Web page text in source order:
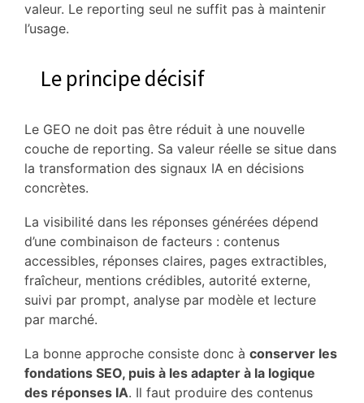
valeur. Le reporting seul ne suffit pas à maintenir
l’usage.
Le principe décisif
Le GEO ne doit pas être réduit à une nouvelle
couche de reporting. Sa valeur réelle se situe dans
la transformation des signaux IA en décisions
concrètes.
La visibilité dans les réponses générées dépend
d’une combinaison de facteurs : contenus
accessibles, réponses claires, pages extractibles,
fraîcheur, mentions crédibles, autorité externe,
suivi par prompt, analyse par modèle et lecture
par marché.
La bonne approche consiste donc à conserver les
fondations SEO, puis à les adapter à la logique
des réponses IA. Il faut produire des contenus